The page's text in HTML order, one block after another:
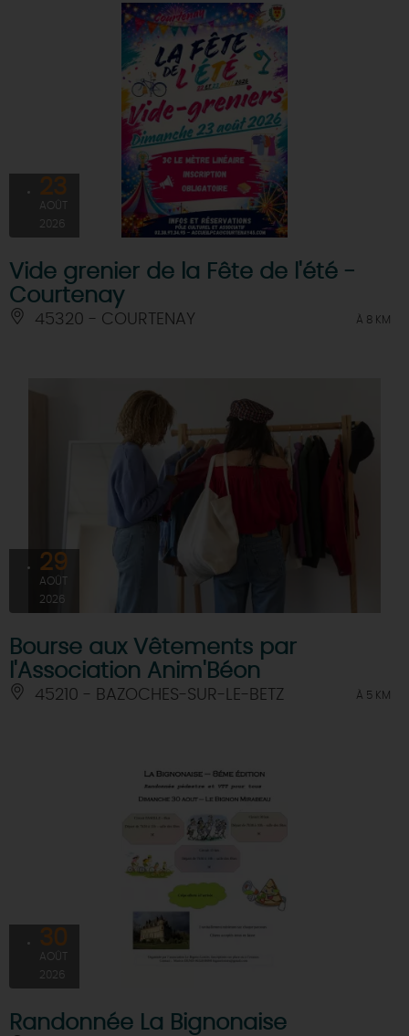
23
AOÛT
2026
Vide grenier de la Fête de l'été -
Courtenay
45320 - COURTENAY À 8 KM
29
AOÛT
2026
Bourse aux Vêtements par
l'Association Anim'Béon
45210 - BAZOCHES-SUR-LE-BETZ À 5 KM
30
AOÛT
2026
Randonnée La Bignonaise